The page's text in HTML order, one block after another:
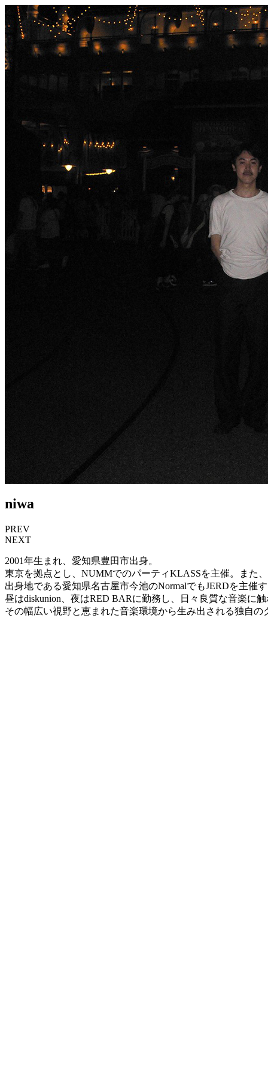
niwa
PREV
NEXT
2001年生まれ、愛知県豊田市出身。
東京を拠点とし、NUMMでのパーティKLASSを主催。また
出身地である愛知県名古屋市今池のNormalでもJERDを主催
昼はdiskunion、夜はRED BARに勤務し、日々良質な音楽に
その幅広い視野と恵まれた音楽環境から生み出される独自の